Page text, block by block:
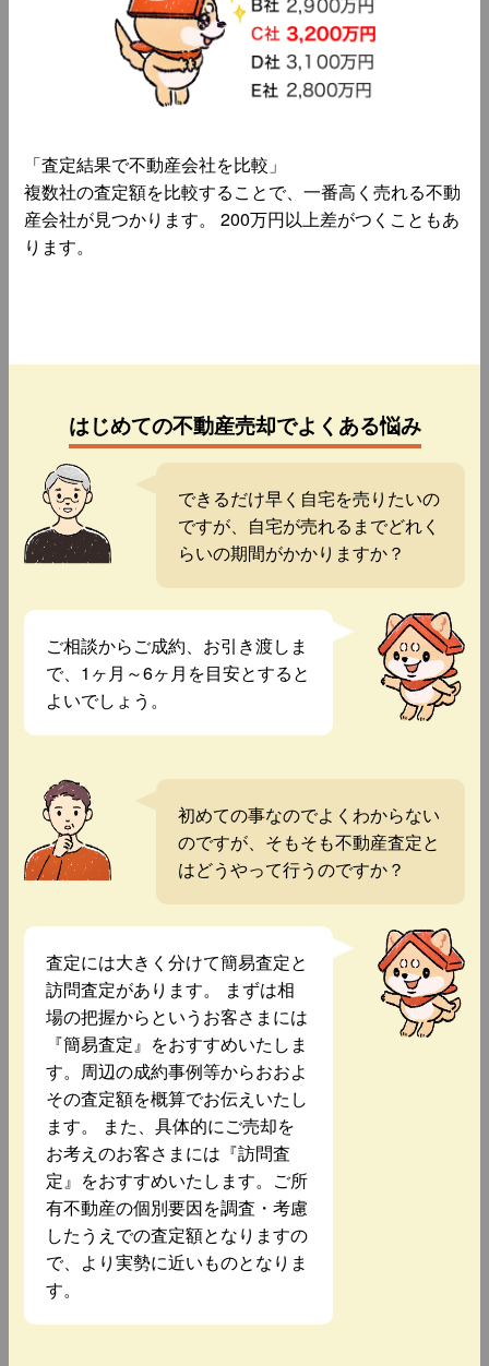
「査定結果で不動産会社を比較」
複数社の査定額を比較することで、一番高く売れる不動
産会社が見つかります。 200万円以上差がつくこともあ
ります。
はじめての不動産売却でよくある悩み
できるだけ早く自宅を売りたいの
ですが、自宅が売れるまでどれく
らいの期間がかかりますか？
ご相談からご成約、お引き渡しま
で、1ヶ月～6ヶ月を目安とすると
よいでしょう。
初めての事なのでよくわからない
のですが、そもそも不動産査定と
はどうやって行うのですか？
査定には大きく分けて簡易査定と
訪問査定があります。 まずは相
場の把握からというお客さまには
『簡易査定』をおすすめいたしま
す。周辺の成約事例等からおおよ
その査定額を概算でお伝えいたし
ます。 また、具体的にご売却を
お考えのお客さまには『訪問査
定』をおすすめいたします。ご所
有不動産の個別要因を調査・考慮
したうえでの査定額となりますの
で、より実勢に近いものとなりま
す。